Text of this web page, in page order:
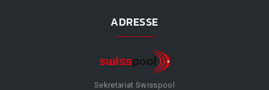
ADRESSE
Sekretariat Swisspool